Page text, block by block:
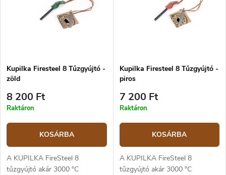
Kupilka Firesteel 8 Tűzgyújtó -
zöld
8 200 Ft
Raktáron
KOSÁRBA
A KUPILKA FireSteel 8
tűzgyújtó akár 3000 °C
Kupilka Firesteel 8 Tűzgyújtó -
piros
7 200 Ft
Raktáron
KOSÁRBA
A KUPILKA FireSteel 8
tűzgyújtó akár 3000 °C